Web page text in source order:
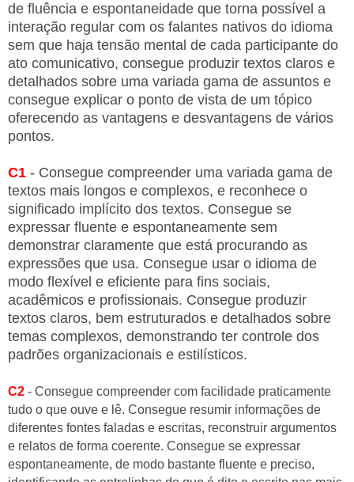
de fluência e espontaneidade que torna possível a
interação regular com os falantes nativos do idioma
sem que haja tensão mental de cada participante do
ato comunicativo, consegue produzir textos claros e
detalhados sobre uma variada gama de assuntos e
consegue explicar o ponto de vista de um tópico
oferecendo as vantagens e desvantagens de vários
pontos.
C1 - Consegue compreender uma variada gama de
textos mais longos e complexos, e reconhece o
significado implícito dos textos. Consegue se
expressar fluente e espontaneamente sem
demonstrar claramente que está procurando as
expressões que usa. Consegue usar o idioma de
modo flexível e eficiente para fins sociais,
acadêmicos e profissionais. Consegue produzir
textos claros, bem estruturados e detalhados sobre
temas complexos, demonstrando ter controle dos
padrões organizacionais e estilísticos.
C2 - Consegue compreender com facilidade praticamente
tudo o que ouve e lê. Consegue resumir informações de
diferentes fontes faladas e escritas, reconstruir argumentos
e relatos de forma coerente. Consegue se expressar
espontaneamente, de modo bastante fluente e preciso,